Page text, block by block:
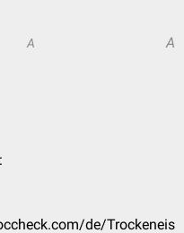
A A
de/Trockeneis